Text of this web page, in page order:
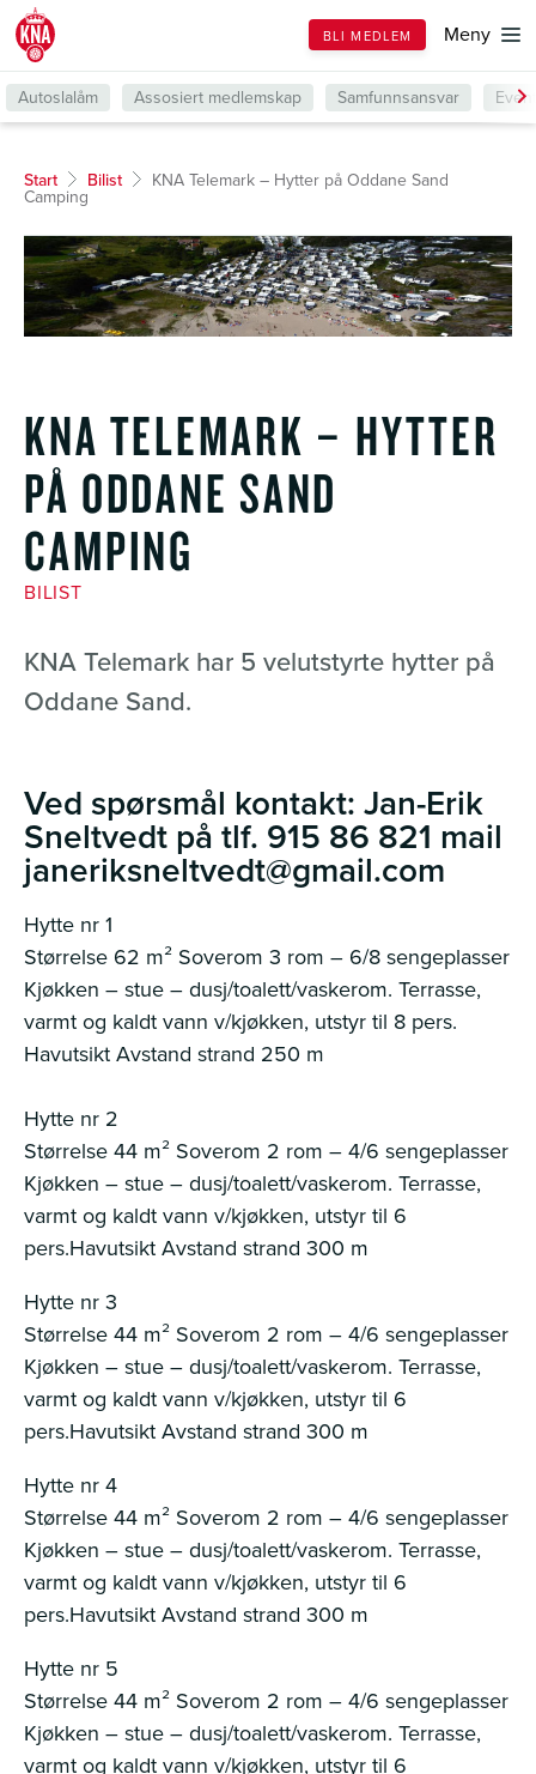
Till
forsiden
BLI MEDLEM Meny
Autoslalåm Assosiert medlemskap Samfunnsansvar
Start Bilist
KNA Telemark – Hytter på Oddane Sand
Camping
KNA TELEMARK – HYTTER
PÅ ODDANE SAND
CAMPING
BILIST
KNA Telemark har 5 velutstyrte hytter på
Oddane Sand.
Ved spørsmål kontakt: Jan-Erik
Sneltvedt på tlf. 915 86 821 mail
janeriksneltvedt@gmail.com
Hytte nr 1
Størrelse 62 m² Soverom 3 rom – 6/8 sengeplasser
Kjøkken – stue – dusj/toalett/vaskerom. Terrasse,
varmt og kaldt vann v/kjøkken, utstyr til 8 pers.
Havutsikt Avstand strand 250 m
Hytte nr 2
Størrelse 44 m² Soverom 2 rom – 4/6 sengeplasser
Kjøkken – stue – dusj/toalett/vaskerom. Terrasse,
varmt og kaldt vann v/kjøkken, utstyr til 6
pers.Havutsikt Avstand strand 300 m
Hytte nr 3
Størrelse 44 m² Soverom 2 rom – 4/6 sengeplasser
Kjøkken – stue – dusj/toalett/vaskerom. Terrasse,
varmt og kaldt vann v/kjøkken, utstyr til 6
pers.Havutsikt Avstand strand 300 m
Hytte nr 4
Størrelse 44 m² Soverom 2 rom – 4/6 sengeplasser
Kjøkken – stue – dusj/toalett/vaskerom. Terrasse,
varmt og kaldt vann v/kjøkken, utstyr til 6
pers.Havutsikt Avstand strand 300 m
Hytte nr 5
Størrelse 44 m² Soverom 2 rom – 4/6 sengeplasser
Kjøkken – stue – dusj/toalett/vaskerom. Terrasse,
varmt og kaldt vann v/kjøkken, utstyr til 6